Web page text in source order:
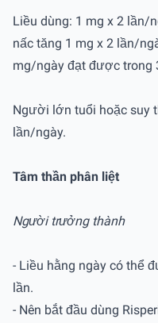
Liều dùng: 1 mg x 2 lần/
nấc tăng 1 mg x 2 lần/
mg/ngày đạt được trong
Người lớn tuổi hoặc suy
lần/ngày.
Tâm thần phân liệt
Người trưởng thành
- Liều hằng ngày có thể
lần.
- Nên bắt đầu dùng